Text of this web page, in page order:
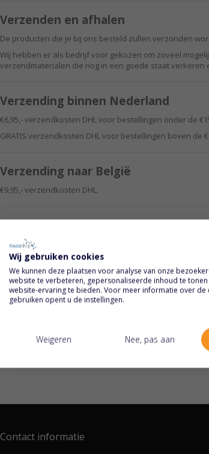
Verzenden en afhalen
De producten die je bij ons besteld zullen verzonden
Wij hebben er als bedrijf voor gekozen om zoveel
verzendmaterialen die nog in een goede staat
Verzending binnen Nederland
€6,95,- verzendkosten DHL voor bestellingen onder de
GRATIS verzendkosten DHL voor bestellingen boven de
Verzending naar België
€9,95,- verzendkosten DHL.
Verzendingen naar Duitsland &
€9,95,- verzendkosten DHL.
Verzendingen overige landen
Zie verzendkosten in het winkelmandje.
Afhalen op locatie
Als je een product bestelt, kan je dit desgewenst ook
maar je kan ook betalen bij afhalen (alleen pinnen).
Contact informatie
Wij gebruiken cookies
We kunnen deze plaatsen voor analyse van onze
website te verbeteren, gepersonaliseerde inhoud te
website-ervaring te bieden. Voor meer informatie over de
gebruiken opent u de instellingen.
Weigeren Nee, pas aan